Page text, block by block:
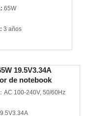
65W
3 años
calidad
19.5V3.42A
producto:
19.5V3.34A
de notebook
：AC 100-240V, 50/60Hz